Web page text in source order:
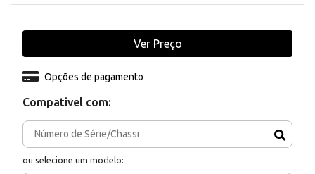
Compativel com:
ou selecione um modelo:
Opções de pagamento
Ver Preço